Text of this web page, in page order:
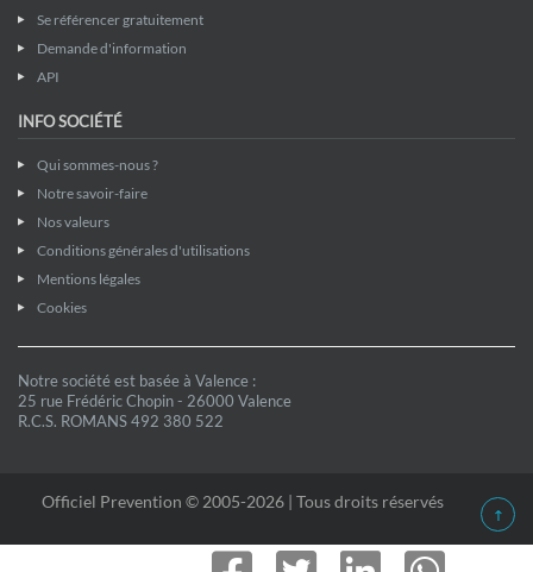
Se référencer gratuitement
Demande d'information
API
INFO SOCIÉTÉ
Qui sommes-nous ?
Notre savoir-faire
Nos valeurs
Conditions générales d'utilisations
Mentions légales
Cookies
Notre société est basée à Valence :
25 rue Frédéric Chopin - 26000 Valence
R.C.S. ROMANS 492 380 522
Officiel Prevention © 2005-2026 | Tous droits réservés